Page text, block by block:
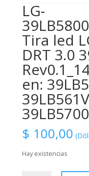
LG-
Tira led
DRT 3.0
en:
$ 100,00
Hay existencias